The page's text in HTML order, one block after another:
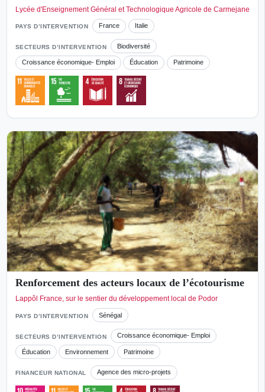
Lycée d'Enseignement Général et Technologique Agricole de Carmejane
PAYS D’INTERVENTION France Italie
SECTEURS D’INTERVENTION Biodiversité
Croissance économique- Emploi Éducation Patrimoine
Renforcement des acteurs locaux de l’écotourisme
Lappôl France, sur le sentier du développement local de Podor
PAYS D’INTERVENTION Sénégal
SECTEURS D’INTERVENTION Croissance économique- Emploi
Éducation Environnement Patrimoine
FINANCEUR NATIONAL Agence des micro-projets